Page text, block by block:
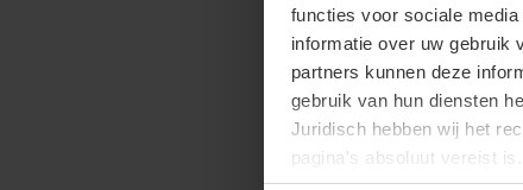
functies voor sociale
informatie over uw gebruik
partners kunnen deze
gebruik van hun diensten
Juridisch hebben wij het
pagina's absoluut vereist
moment bij de uitleg van